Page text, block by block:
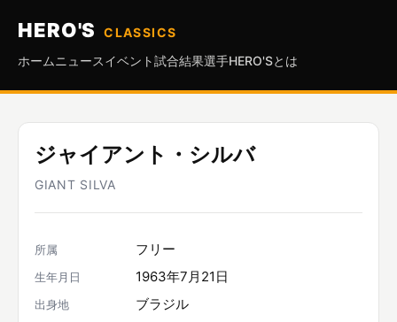
HERO'S
CLASSICS
ホーム ニュースイベント試合結果選手HERO'Sとは
ジャイアント・シルバ
GIANT SILVA
所属 フリー
生年月日 1963年7月21日
出身地 ブラジル